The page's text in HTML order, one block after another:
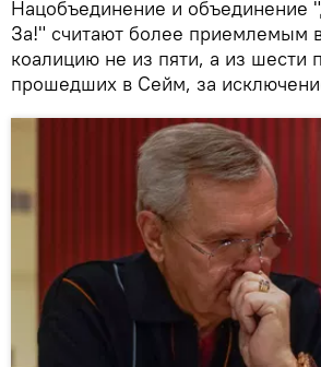
Нацобъединение и объединение
За!" считают более приемлемым
коалицию не из пяти, а из шести
прошедших в Сейм, за